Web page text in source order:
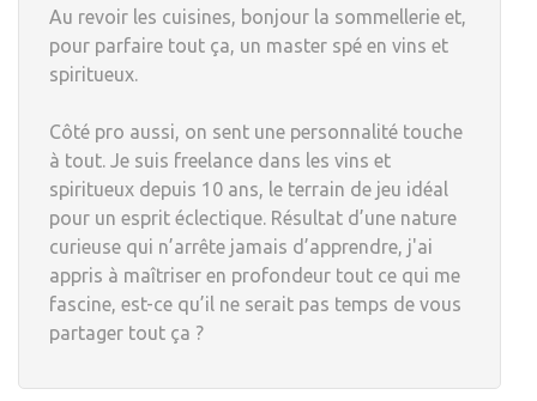
Au revoir les cuisines, bonjour la sommellerie et,
pour parfaire tout ça, un master spé en vins et
spiritueux.
Côté pro aussi, on sent une personnalité touche
à tout. Je suis freelance dans les vins et
spiritueux depuis 10 ans, le terrain de jeu idéal
pour un esprit éclectique. Résultat d’une nature
curieuse qui n’arrête jamais d’apprendre, j'ai
appris à maîtriser en profondeur tout ce qui me
fascine, est-ce qu’il ne serait pas temps de vous
partager tout ça ?